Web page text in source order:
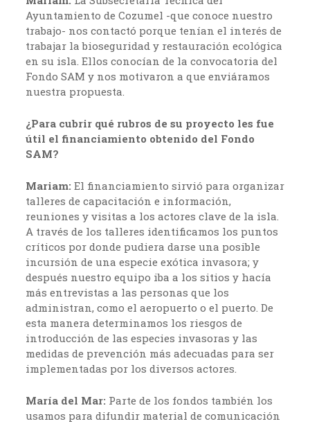
Ayuntamiento de Cozumel -que conoce nuestro
trabajo- nos contactó porque tenían el interés de
trabajar la bioseguridad y restauración ecológica
en su isla. Ellos conocían de la convocatoria del
Fondo SAM y nos motivaron a que enviáramos
nuestra propuesta.
¿Para cubrir qué rubros de su proyecto les fue
útil el financiamiento obtenido del Fondo
SAM?
Mariam:El financiamiento sirvió para organizar
talleres de capacitación e información,
reuniones y visitas a los actores clave de la isla.
A través de los talleres identificamos los puntos
críticos por donde pudiera darse una posible
incursión de una especie exótica invasora; y
después nuestro equipo iba a los sitios y hacía
más entrevistas a las personas que los
administran, como el aeropuerto o el puerto. De
esta manera determinamos los riesgos de
introducción de las especies invasoras y las
medidas de prevención más adecuadas para ser
implementadas por los diversos actores.
María del Mar: Parte de los fondos también los
usamos para difundir material de comunicación